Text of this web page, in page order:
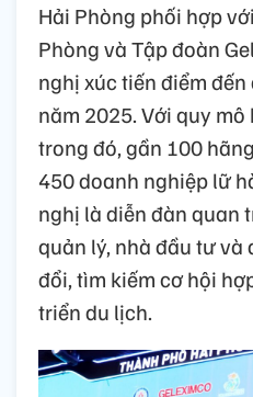
Hải Phòng phối hợp
Phòng và Tập đoàn
nghị xúc tiến điểm
năm 2025. Với quy
trong đó, gần 100
450 doanh nghiệp lữ
nghị là diễn đàn quan
quản lý, nhà đầu tư
đổi, tìm kiếm cơ hội
triển du lịch.